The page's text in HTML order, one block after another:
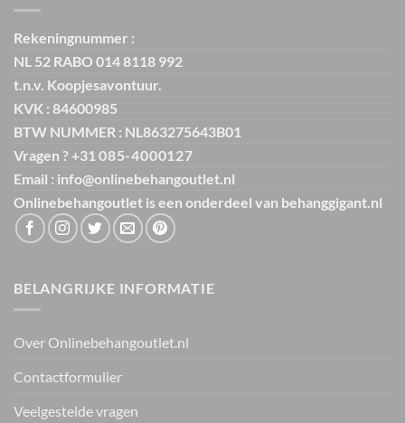
Rekeningnummer :
NL 52 RABO 014 8118 992
t.n.v. Koopjesavontuur.
KVK : 84600985
BTW NUMMER : NL863275643B01
Vragen ? +31 085-4000127
Email : info@onlinebehangoutlet.nl
Onlinebehangoutlet is een onderdeel van behanggigant.nl
BELANGRIJKE INFORMATIE
Over Onlinebehangoutlet.nl
Contactformulier
Veelgestelde vragen